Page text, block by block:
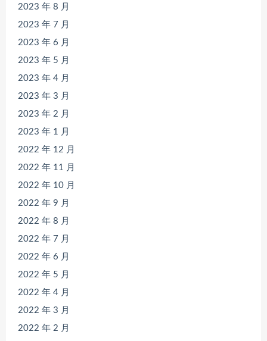
2023 年 8 月
2023 年 7 月
2023 年 6 月
2023 年 5 月
2023 年 4 月
2023 年 3 月
2023 年 2 月
2023 年 1 月
2022 年 12 月
2022 年 11 月
2022 年 10 月
2022 年 9 月
2022 年 8 月
2022 年 7 月
2022 年 6 月
2022 年 5 月
2022 年 4 月
2022 年 3 月
2022 年 2 月